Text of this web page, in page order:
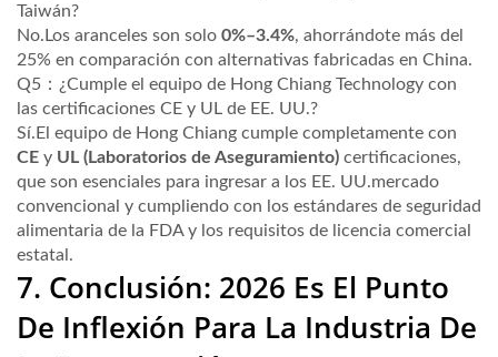
Taiwán?
No.Los aranceles son solo 0%–3.4%, ahorrándote más del
25% en comparación con alternativas fabricadas en China.
Q5：¿Cumple el equipo de Hong Chiang Technology con
las certificaciones CE y UL de EE. UU.?
Sí.El equipo de Hong Chiang cumple completamente con
CE y UL (Laboratorios de Aseguramiento) certificaciones,
que son esenciales para ingresar a los EE. UU.mercado
convencional y cumpliendo con los estándares de seguridad
alimentaria de la FDA y los requisitos de licencia comercial
estatal.
7. Conclusión: 2026 Es El Punto
De Inflexión Para La Industria De